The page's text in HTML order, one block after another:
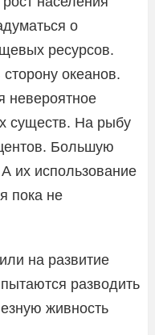
о
ресурсов.
океанов.
невероятное
существ. На рыбу
Большую
их использование
пока не
на развитие
разводить
живность